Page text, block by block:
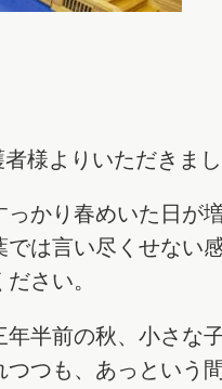
様よりいただきま
っかり春めいた日
では言い尽くせない
さい。
年半前の秋、小さな
つつも、あっという